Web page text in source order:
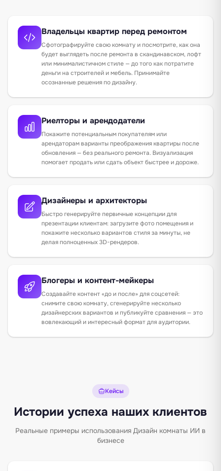
Владельцы квартир перед ремонтом
Сфотографируйте свою комнату и посмотрите, как она
будет выглядеть после ремонта в скандинавском, лофт
или минималистичном стиле — до того как потратите
деньги на строителей и мебель. Принимайте
осознанные решения по дизайну.
Риелторы и арендодатели
Покажите потенциальным покупателям или
арендаторам варианты преображения квартиры после
обновления — без реального ремонта. Визуализация
помогает продать или сдать объект быстрее и дороже.
Дизайнеры и архитекторы
Быстро генерируйте первичные концепции для
презентации клиентам: загрузите фото помещения и
покажите несколько вариантов стиля за минуты, не
делая полноценных 3D-рендеров.
Блогеры и контент-мейкеры
Создавайте контент «до и после» для соцсетей:
снимите свою комнату, сгенерируйте несколько
дизайнерских вариантов и публикуйте сравнения — это
вовлекающий и интересный формат для аудитории.
Кейсы
Истории успеха наших клиентов
Реальные примеры использования Дизайн комнаты ИИ в
бизнесе